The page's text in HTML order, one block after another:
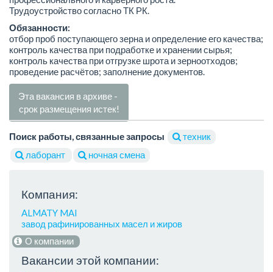
Трудоустройство согласно ТК РК.
Обязанности:
отбор проб поступающего зерна и определение его качества;
контроль качества при подработке и хранении сырья;
контроль качества при отгрузке шрота и зерноотходов;
проведение расчётов; заполнение документов.
Эта вакансия в архиве -
срок размещения истек!
Поиск работы, связанные запросы
техник
лаборант
ночная смена
Компания:
ALMATY MAI
завод рафинированных масел и жиров
О компании
Вакансии этой компании: